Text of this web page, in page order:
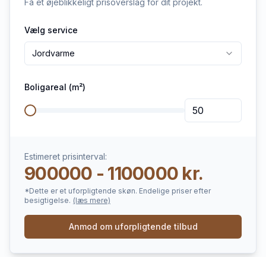
Få et øjeblikkeligt prisoverslag for dit projekt.
Vælg service
Jordvarme
Boligareal (m²)
Estimeret prisinterval:
900000 - 1100000 kr.
*Dette er et uforpligtende skøn. Endelige priser efter
besigtigelse. (læs mere)
Anmod om uforpligtende tilbud